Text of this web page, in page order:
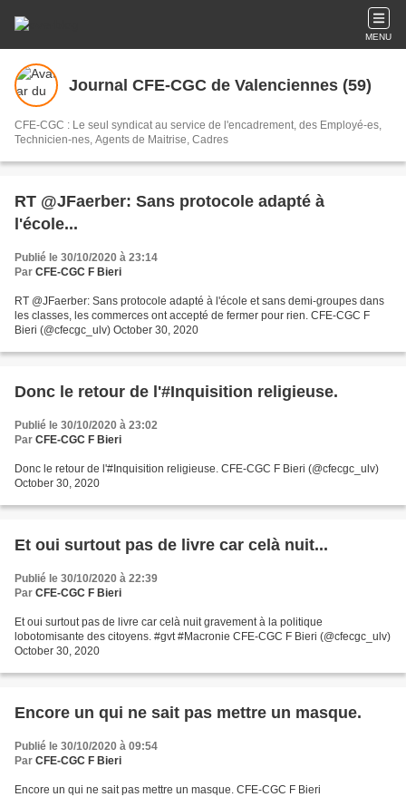
MENU
Journal CFE-CGC de Valenciennes (59)
CFE-CGC : Le seul syndicat au service de l'encadrement, des Employé-es,
Technicien-nes, Agents de Maitrise, Cadres
RT @JFaerber: Sans protocole adapté à
l'école...
Publié le 30/10/2020 à 23:14
Par CFE-CGC F Bieri
RT @JFaerber: Sans protocole adapté à l'école et sans demi-groupes dans
les classes, les commerces ont accepté de fermer pour rien. CFE-CGC F
Bieri (@cfecgc_ulv) October 30, 2020
Donc le retour de l'#Inquisition religieuse.
Publié le 30/10/2020 à 23:02
Par CFE-CGC F Bieri
Donc le retour de l'#Inquisition religieuse. CFE-CGC F Bieri (@cfecgc_ulv)
October 30, 2020
Et oui surtout pas de livre car celà nuit...
Publié le 30/10/2020 à 22:39
Par CFE-CGC F Bieri
Et oui surtout pas de livre car celà nuit gravement à la politique
lobotomisante des citoyens. #gvt #Macronie CFE-CGC F Bieri (@cfecgc_ulv)
October 30, 2020
Encore un qui ne sait pas mettre un masque.
Publié le 30/10/2020 à 09:54
Par CFE-CGC F Bieri
Encore un qui ne sait pas mettre un masque. CFE-CGC F Bieri